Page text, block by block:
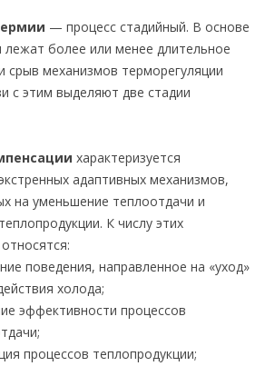
— процесс стадийный. В основе
более или менее длительное
срыв механизмов терморегуляции
с этим выделяют две стадии
характеризуется
адаптивных механизмов,
на уменьшение теплоотдачи и
К числу этих
поведения, направленное на «уход»
холода;
эффективности процессов
процессов теплопродукции;